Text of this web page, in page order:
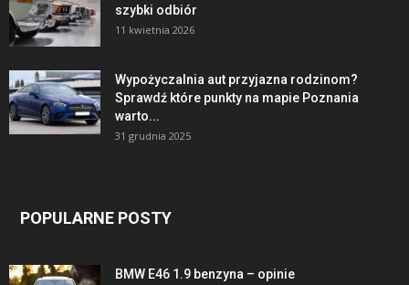
szybki odbiór
11 kwietnia 2026
Wypożyczalnia aut przyjazna rodzinom?
Sprawdź które punkty na mapie Poznania
warto...
31 grudnia 2025
POPULARNE POSTY
BMW E46 1.9 benzyna – opinie